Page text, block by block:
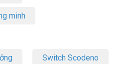
minh
Switch Scodeno